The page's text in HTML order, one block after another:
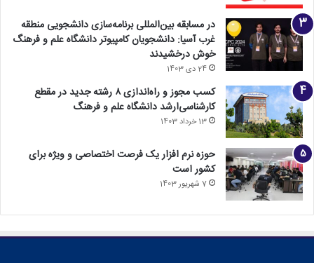
در مسابقه بین‌المللی برنامه‌سازی دانشجویی منطقه
غرب آسیا: دانشجویان کامپیوتر دانشگاه علم و فرهنگ
خوش درخشیدند
24 دی 1403
کسب مجوز و راه‌اندازی ۸ رشته جدید در مقطع
کارشناسی‌ارشد دانشگاه علم و فرهنگ
13 خرداد 1403
حوزه نرم افزار یک فرصت اختصاصی و ویژه برای
کشور است
7 شهریور 1403